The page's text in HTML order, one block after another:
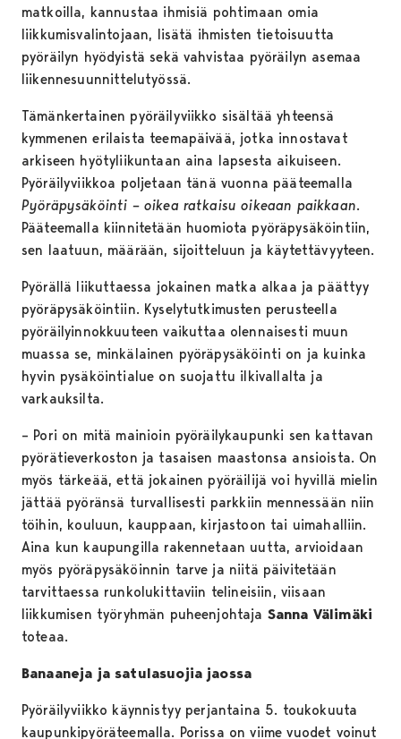
matkoilla, kannustaa ihmisiä pohtimaan omia
liikkumisvalintojaan, lisätä ihmisten tietoisuutta
pyöräilyn hyödyistä sekä vahvistaa pyöräilyn asemaa
liikennesuunnittelutyössä.
Tämänkertainen pyöräilyviikko sisältää yhteensä
kymmenen erilaista teemapäivää, jotka innostavat
arkiseen hyötyliikuntaan aina lapsesta aikuiseen.
Pyöräilyviikkoa poljetaan tänä vuonna pääteemalla
Pyöräpysäköinti – oikea ratkaisu oikeaan paikkaan.
Pääteemalla kiinnitetään huomiota pyöräpysäköintiin,
sen laatuun, määrään, sijoitteluun ja käytettävyyteen.
Pyörällä liikuttaessa jokainen matka alkaa ja päättyy
pyöräpysäköintiin. Kyselytutkimusten perusteella
pyöräilyinnokkuuteen vaikuttaa olennaisesti muun
muassa se, minkälainen pyöräpysäköinti on ja kuinka
hyvin pysäköintialue on suojattu ilkivallalta ja
varkauksilta.
– Pori on mitä mainioin pyöräilykaupunki sen kattavan
pyörätieverkoston ja tasaisen maastonsa ansioista. On
myös tärkeää, että jokainen pyöräilijä voi hyvillä mielin
jättää pyöränsä turvallisesti parkkiin mennessään niin
töihin, kouluun, kauppaan, kirjastoon tai uimahalliin.
Aina kun kaupungilla rakennetaan uutta, arvioidaan
myös pyöräpysäköinnin tarve ja niitä päivitetään
tarvittaessa runkolukittaviin telineisiin, viisaan
liikkumisen työryhmän puheenjohtaja Sanna Välimäki
toteaa.
Banaaneja ja satulasuojia jaossa
Pyöräilyviikko käynnistyy perjantaina 5. toukokuuta
kaupunkipyöräteemalla. Porissa on viime vuodet voinut